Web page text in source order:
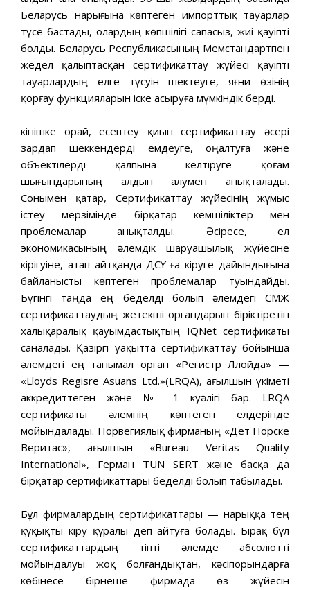
Беларусь нарығына көптеген импорттық тауарлар
түсе бастады, олардың көпшілігі сапасыз, жиі қауіпті
болды. Беларусь Республикасының Мемстандартпен
жедел қалыптасқан сертификаттау жүйесі қауіпті
тауарлардың елге түсуін шектеуге, яғни өзінің
қорғау функцияларын іске асыруға мүмкіндік берді.
Өкінішке орай, есептеу қиын сертификаттау әсері
зардап шеккендерді емдеуге, оңалтуға және
объектілерді қалпына келтіруге қоғам
шығындарының алдын алумен анықталады.
Сонымен қатар, Сертификаттау жүйесінің жұмыс
істеу мерзімінде бірқатар кемшіліктер мен
проблемалар анықталды. Әсіресе, ел
экономикасының әлемдік шаруашылық жүйесіне
кірігуіне, атап айтқанда ДСҰ-ға кіруге дайындығына
байланысты көптеген проблемалар туындайды.
Бүгінгі таңда ең беделді болып әлемдегі СМЖ
сертификаттаудың жетекші органдарын біріктіретін
халықаралық қауымдастықтың IQNet сертификаты
саналады. Қазіргі уақытта сертификаттау бойынша
әлемдегі ең танымал орган «Регистр Ллойда» —
«Lloyds Regisre Asuans Ltd.»(LRQA), ағылшын үкіметі
аккредиттеген және № 1 куәлігі бар. LRQA
сертификаты әлемнің көптеген елдерінде
мойындалады. Норвегиялық фирманың «Дет Норске
Веритас», ағылшын «Bureau Veritas Quality
International», Герман TUN SERT және басқа да
бірқатар сертификаттары беделді болып табылады.
Бұл фирмалардың сертификаттары — нарыққа тең
құқықты кіру құралы деп айтуға болады. Бірақ бұл
сертификаттардың тіпті әлемде абсолютті
мойындалуы жоқ болғандықтан, кәсіпорындарға
көбінесе бірнеше фирмада өз жүйесін